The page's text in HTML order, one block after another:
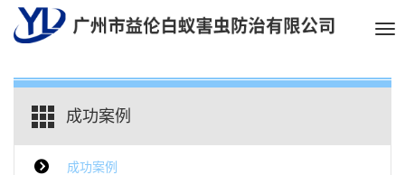
成功案例
成功案例